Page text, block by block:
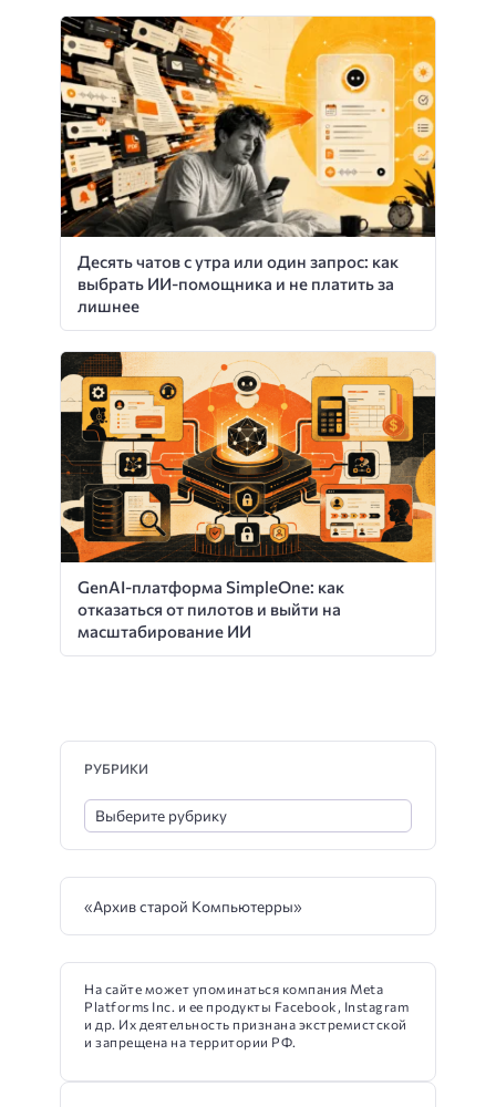
Десять чатов с утра или один запрос: как
выбрать ИИ-помощника и не платить за
лишнее
GenAI-платформа SimpleOne: как
отказаться от пилотов и выйти на
масштабирование ИИ
РУБРИКИ
«Архив старой Компьютерры»
На сайте может упоминаться компания Meta
Platforms Inc. и ее продукты Facebook, Instagram
и др. Их деятельность признана экстремистской
и запрещена на территории РФ.